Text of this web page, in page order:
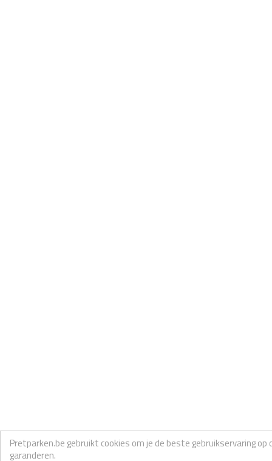
Pretparken.be gebruikt cookies om je de beste gebruikservaring
garanderen.